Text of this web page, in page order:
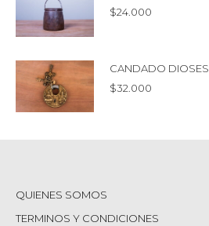
$24.000
CANDADO DIOSES
$32.000
QUIENES SOMOS
TERMINOS Y CONDICIONES